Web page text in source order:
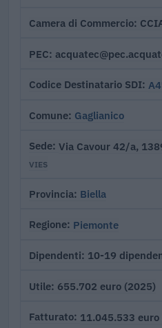
Camera di Commercio
PEC
Codice Destinatario SDI
Comune Gaglianico
Sede Via Cavour 42/a,
VIES
Provincia Biella
Regione Piemonte
Dipendenti 10-19
Utile 655.702 euro (2025)
Fatturato 11.045.533 euro